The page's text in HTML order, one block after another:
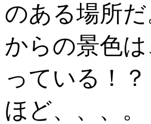
のある場所
からの景色
っている！
ほど、、、。